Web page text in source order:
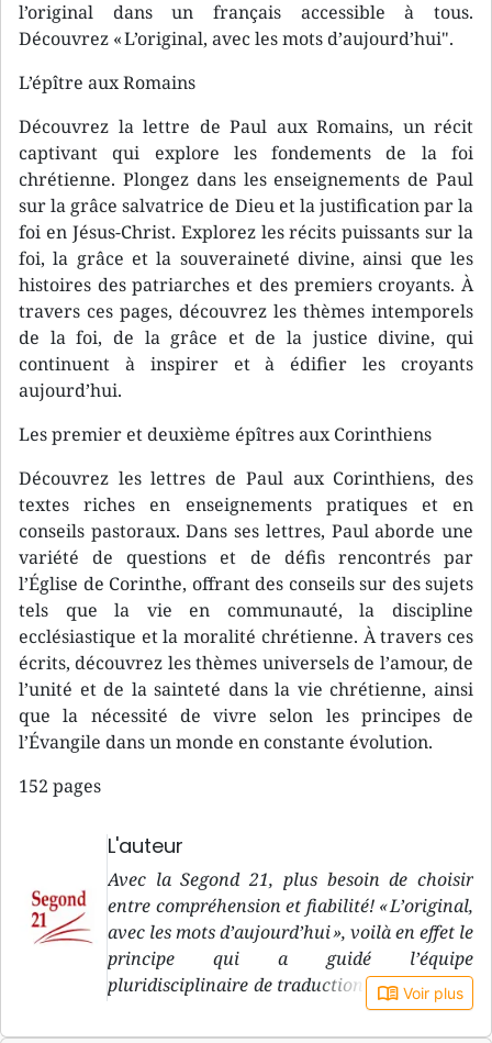
l’original dans un français accessible à tous.
Découvrez « L’original, avec les mots d’aujourd’hui".
L’épître aux Romains
Découvrez la lettre de Paul aux Romains, un récit
captivant qui explore les fondements de la foi
chrétienne. Plongez dans les enseignements de Paul
sur la grâce salvatrice de Dieu et la justification par la
foi en Jésus-Christ. Explorez les récits puissants sur la
foi, la grâce et la souveraineté divine, ainsi que les
histoires des patriarches et des premiers croyants. À
travers ces pages, découvrez les thèmes intemporels
de la foi, de la grâce et de la justice divine, qui
continuent à inspirer et à édifier les croyants
aujourd’hui.
Les premier et deuxième épîtres aux Corinthiens
Découvrez les lettres de Paul aux Corinthiens, des
textes riches en enseignements pratiques et en
conseils pastoraux. Dans ses lettres, Paul aborde une
variété de questions et de défis rencontrés par
l’Église de Corinthe, offrant des conseils sur des sujets
tels que la vie en communauté, la discipline
ecclésiastique et la moralité chrétienne. À travers ces
écrits, découvrez les thèmes universels de l’amour, de
l’unité et de la sainteté dans la vie chrétienne, ainsi
que la nécessité de vivre selon les principes de
l’Évangile dans un monde en constante évolution.
152 pages
L'auteur
Avec la Segond 21, plus besoin de choisir
entre compréhension et fiabilité! « L’original,
avec les mots d’aujourd’hui », voilà en effet le
principe qui a guidé l’équipe
pluridisciplinaire de traduction de la version
Segond 21, pendant sa douzaine d’années de
travail. « L’original » : le premier objectif de
book_open Voir plus